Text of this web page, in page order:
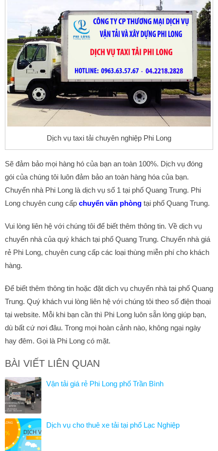
Dịch vụ taxi tải chuyên nghiệp Phi Long
Sẽ đảm bảo mọi hàng hó của bạn an toàn 100%. Dịch vụ đóng
gói của chúng tôi luôn đảm bảo an toàn hàng hóa của bạn.
Chuyển nhà Phi Long là dịch vụ số 1 tại phố Quang Trung. Phi
Long chuyên cung cấp chuyển văn phòng tại phố Quang Trung.
Vui lòng liên hệ với chúng tôi để biết thêm thông tin. Về dịch vụ
chuyển nhà của quý khách tại phố Quang Trung. Chuyển nhà giá
rẻ Phi Long, chuyên cung cấp các loại thùng miễn phí cho khách
hàng.
Để biết thêm thông tin hoặc đặt dịch vụ chuyển nhà tại phố Quang
Trung. Quý khách vui lòng liên hệ với chúng tôi theo số điện thoại
tại website. Mỗi khi bạn cần thì Phi Long luôn sẵn lòng giúp bạn,
dù bất cứ nơi đâu. Trong mọi hoàn cảnh nào, không ngại ngày
hay đêm. Gọi là Phi Long có mặt.
BÀI VIẾT LIÊN QUAN
Vận tải giá rẻ Phi Long phố Trần Bình
Dịch vụ cho thuê xe tải tại phố Lạc Nghiệp